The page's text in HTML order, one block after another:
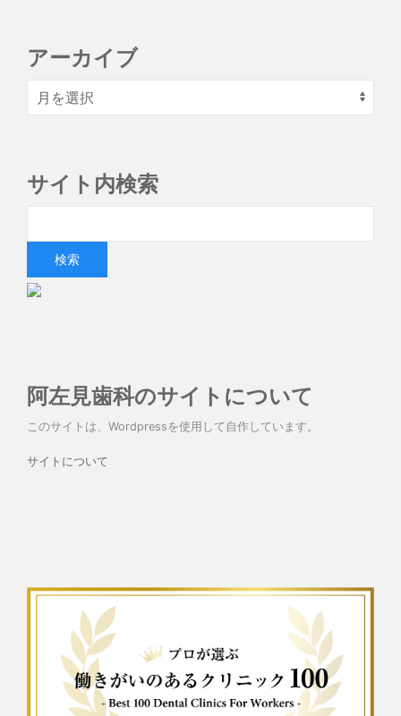
アーカイブ
サイト内検索
阿左見歯科のサイトについて
このサイトは、Wordpressを使用して自作しています。
サイトについて